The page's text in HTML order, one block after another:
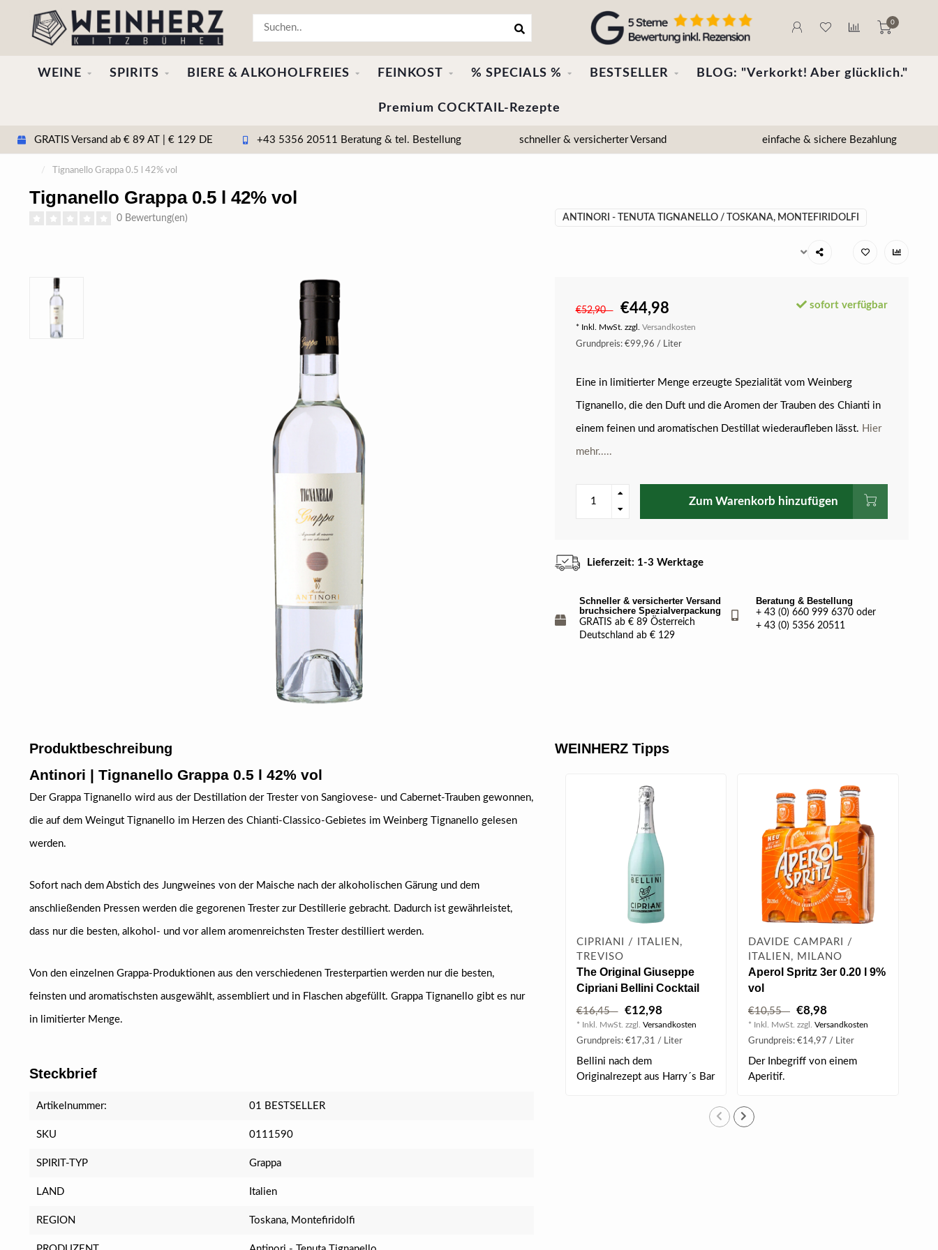
0
WEINE SPIRITS BIERE & ALKOHOLFREIES FEINKOST % SPECIALS % BESTSELLER BLOG: "Verkorkt! Aber glücklich."
Premium COCKTAIL-Rezepte
GRATIS Versand ab € 89 AT | € 129 DE +43 5356 20511 Beratung & tel. Bestellung schneller & versicherter Versand einfache & sichere Bezahlung
/ Tignanello Grappa 0.5 l 42% vol
Tignanello Grappa 0.5 l 42% vol
0 Bewertung(en) ANTINORI - TENUTA TIGNANELLO / TOSKANA, MONTEFIRIDOLFI
€52,90 €44,98
* Inkl. MwSt. zzgl. Versandkosten
sofort verfügbar
Grundpreis: €99,96 / Liter
Eine in limitierter Menge erzeugte Spezialität vom Weinberg
Tignanello, die den Duft und die Aromen der Trauben des Chianti in
einem feinen und aromatischen Destillat wiederaufleben lässt. Hier
mehr.....
Zum Warenkorb hinzufügen
Lieferzeit: 1-3 Werktage
Schneller & versicherter Versand
bruchsichere Spezialverpackung
GRATIS ab € 89 Österreich
Deutschland ab € 129
Beratung & Bestellung
+ 43 (0) 660 999 6370 oder
+ 43 (0) 5356 20511
Produktbeschreibung
Antinori | Tignanello Grappa 0.5 l 42% vol
Der Grappa Tignanello wird aus der Destillation der Trester von Sangiovese- und Cabernet-Trauben gewonnen,
die auf dem Weingut Tignanello im Herzen des Chianti-Classico-Gebietes im Weinberg Tignanello gelesen
werden.
Sofort nach dem Abstich des Jungweines von der Maische nach der alkoholischen Gärung und dem
anschließenden Pressen werden die gegorenen Trester zur Destillerie gebracht. Dadurch ist gewährleistet,
dass nur die besten, alkohol- und vor allem aromenreichsten Trester destilliert werden.
Von den einzelnen Grappa-Produktionen aus den verschiedenen Tresterpartien werden nur die besten,
feinsten und aromatischsten ausgewählt, assembliert und in Flaschen abgefüllt. Grappa Tignanello gibt es nur
in limitierter Menge.
Steckbrief
Artikelnummer: 01 BESTSELLER
SKU 0111590
SPIRIT-TYP Grappa
LAND Italien
REGION Toskana, Montefiridolfi
WEINHERZ Tipps
CIPRIANI / ITALIEN,
TREVISO
The Original Giuseppe
Cipriani Bellini Cocktail
0.75 l 5.50% vol
€16,45 €12,98
* Inkl. MwSt. zzgl. Versandkosten
Grundpreis: €17,31 / Liter
Bellini nach dem
Originalrezept aus Harry´s Bar
DAVIDE CAMPARI /
ITALIEN, MILANO
Aperol Spritz 3er 0.20 l 9%
vol
€10,55 €8,98
* Inkl. MwSt. zzgl. Versandkosten
Grundpreis: €14,97 / Liter
Der Inbegriff von einem
Aperitif.